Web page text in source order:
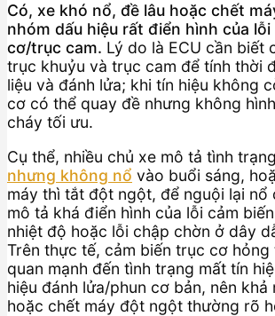
Có, xe khó nổ, đề lâu hoặc chết
nhóm dấu hiệu rất điển hình của
cơ/trục cam. Lý do là ECU cần biết
trục khuỷu và trục cam để tính thời
liệu và đánh lửa; khi tín hiệu không
cơ có thể quay đề nhưng không
cháy tối ưu.
Cụ thể, nhiều chủ xe mô tả tình trạng
nhưng không nổ vào buổi sáng,
máy thì tắt đột ngột, để nguội lại nổ
mô tả khá điển hình của lỗi cảm
nhiệt độ hoặc lỗi chập chờn ở dây
Trên thực tế, cảm biến trục cơ hỏng
quan mạnh đến tình trạng mất tín
hiệu đánh lửa/phun cơ bản, nên khả
hoặc chết máy đột ngột thường rõ